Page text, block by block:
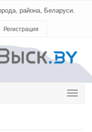
района, Беларуси.
Регистрация